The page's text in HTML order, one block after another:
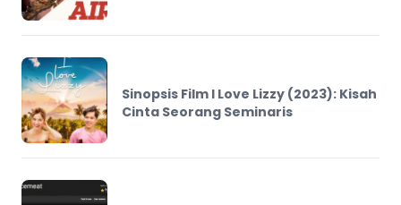
Sinopsis Film I Love Lizzy (2023): Kisah
Cinta Seorang Seminaris